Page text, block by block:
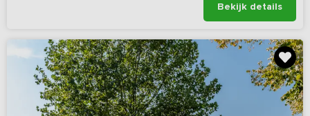
Bekijk details